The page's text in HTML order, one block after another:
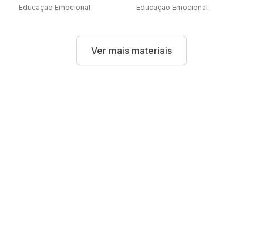
Fundamental
Educação Emocional
para imprimir
Educação Emocional
Ver mais materiais